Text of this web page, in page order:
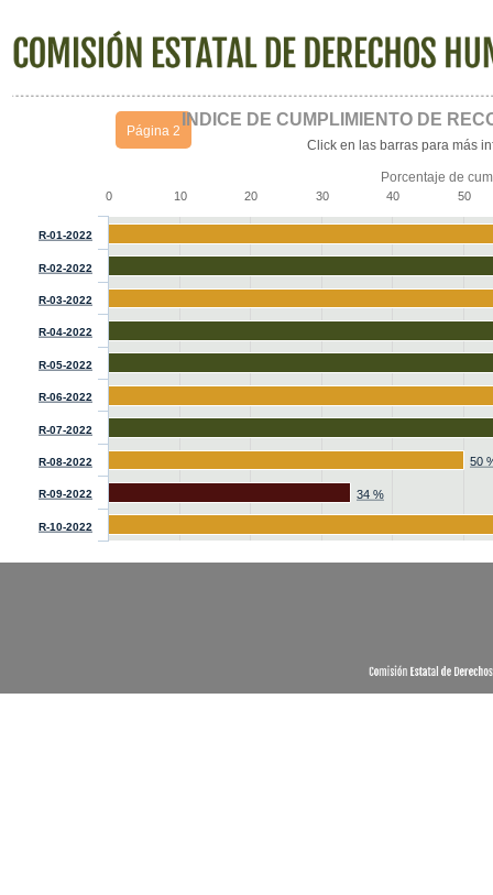
Porcentaje de
Click en las barras para más
50
34 %
R-01-2022
R-02-2022
R-03-2022
R-04-2022
R-05-2022
R-06-2022
R-07-2022
R-08-2022
R-09-2022
R-10-2022
0 10 20 30 40 50
Página 2
ÍNDICE DE CUMPLIMIENTO DE